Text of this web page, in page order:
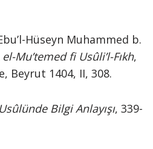
Hüseyn Muhammed b.
el-Mu’temed fi Usûli’l-Fıkh,
Beyrut 1404, II, 308.
Bilgi Anlayışı, 339-